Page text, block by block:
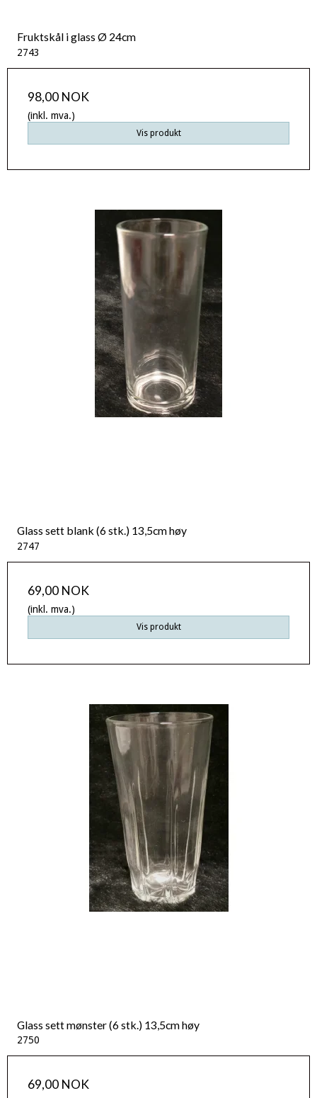
Fruktskål i glass Ø 24cm
2743
98,00 NOK
(inkl. mva.)
Vis produkt
Glass sett blank (6 stk.) 13,5cm høy
2747
69,00 NOK
(inkl. mva.)
Vis produkt
Glass sett mønster (6 stk.) 13,5cm høy
2750
69,00 NOK